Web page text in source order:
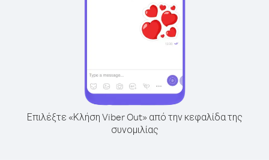
Επιλέξτε «Κλήση Viber Out» από την κεφαλίδα της
συνομιλίας